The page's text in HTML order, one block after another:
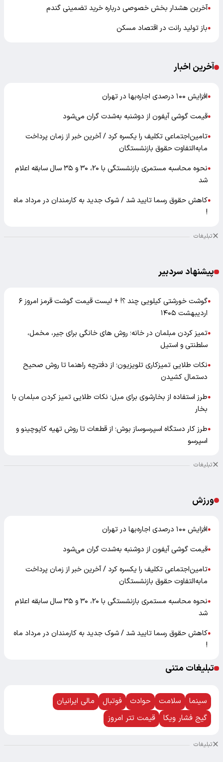
●آخرین هشدار بخش خصوصی درباره خرید تضمینی گندم
●باز تولید رانت در اقتصاد مسکن
آخرین اخبار
●افزایش ۱۰۰ درصدی اجاره‌بها در تهران
●قیمت گوشی آیفون از دوشنبه به‌شدت گران‌ می‌شود
●تامین‌اجتماعی تکلیف را یکسره کرد / آخرین خبر از زمان پرداخت
مابه‌التفاوت حقوق بازنشستگان
●
نحوه محاسبه مستمری بازنشستگی با ۲۰، ۳۰ و ۳۵ سال سابقه اعلام
شد
●کاهش حقوق رسما تایید شد / شوک جدید به کارمندان در مرداد ماه
!
تبلیغات
پیشنهاد سردبیر
●
گوشت خورشتی کیلویی چند ؟! + لیست قیمت گوشت قرمز امروز ۶
اردیبهشت ۱۴۰۵
●تمیز کردن مبلمان در خانه؛ روش های خانگی برای جیر، مخمل،
سلطنتی و استیل
●نکات طلایی تمیزکاری تلویزیون؛ از دفترچه راهنما تا روش صحیح
دستمال کشیدن
●طرز استفاده از بخارشوی برای مبل؛ نکات طلایی تمیز کردن مبلمان با
بخار
●طرز کار دستگاه اسپرسوساز بوش؛ از قطعات تا روش تهیه کاپوچینو و
اسپرسو
تبلیغات
ورزش
●افزایش ۱۰۰ درصدی اجاره‌بها در تهران
●قیمت گوشی آیفون از دوشنبه به‌شدت گران‌ می‌شود
●تامین‌اجتماعی تکلیف را یکسره کرد / آخرین خبر از زمان پرداخت
مابه‌التفاوت حقوق بازنشستگان
●
نحوه محاسبه مستمری بازنشستگی با ۲۰، ۳۰ و ۳۵ سال سابقه اعلام
شد
●کاهش حقوق رسما تایید شد / شوک جدید به کارمندان در مرداد ماه
!
تبلیغات متنی
سینما سلامت حوادث فوتبال
مالی ایرانیان
گیج فشار ویکا
قیمت تتر امروز
تبلیغات